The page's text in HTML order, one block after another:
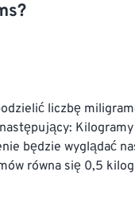
liczbę
będzie wyglądać
równa się 0,5